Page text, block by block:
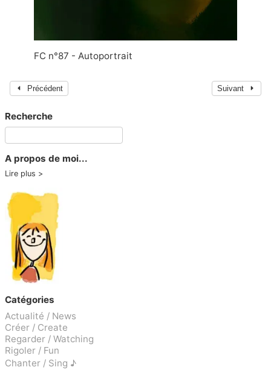
FC n°87 - Autoportrait
Précédent Suivant
Recherche
A propos de moi...
Lire plus
Catégories
Actualité / News
Créer / Create
Regarder / Watching
Rigoler / Fun
Chanter / Sing ♪